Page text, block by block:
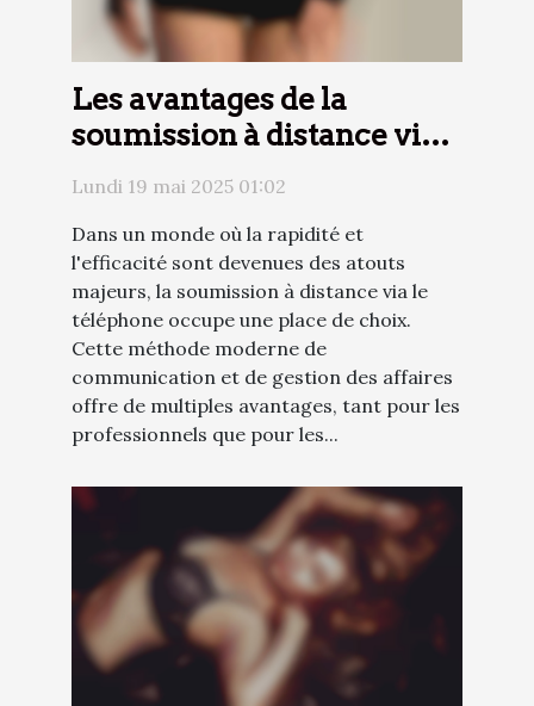
Les avantages de la
soumission à distance via
le téléphone
Lundi 19 mai 2025 01:02
Dans un monde où la rapidité et
l'efficacité sont devenues des atouts
majeurs, la soumission à distance via le
téléphone occupe une place de choix.
Cette méthode moderne de
communication et de gestion des affaires
offre de multiples avantages, tant pour les
professionnels que pour les...